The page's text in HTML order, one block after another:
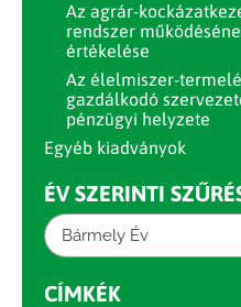
Az agrár-
rendszer
értékelése
Az élelmiszer-
gazdálkodó
pénzügyi helyzete
Egyéb kiadványok
ÉV SZERINTI
Bármely Év
CÍMKÉK